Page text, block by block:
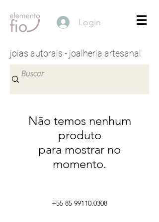
Login
joias autorais - joalheria artesanal
Não temos nenhum
produto
para mostrar no
momento.
+55 85 99110.0308